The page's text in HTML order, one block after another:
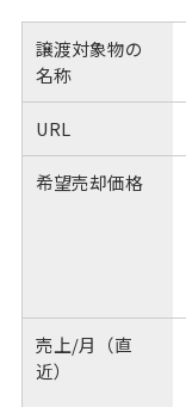
譲渡対象物の
名称
URL
希望売却価格
売上/月（直
近）